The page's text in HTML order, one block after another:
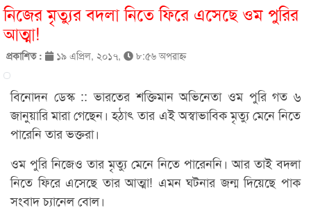
নিজের মৃত্যুর বদলা নিতে ফিরে এসেছে ওম পুরির
আত্মা!
প্রকাশিত : ১৯ এপ্রিল, ২০১৭, ৮:৫৬ অপরাহ্ণ
বিনোদন ডেস্ক :: ভারতের শক্তিমান অভিনেতা ওম পুরি গত ৬
জানুয়ারি মারা গেছেন। হঠাৎ তার এই অস্বাভাবিক মৃত্যু মেনে নিতে
পারেনি তার ভক্তরা।
ওম পুরি নিজেও তার মৃত্যু মেনে নিতে পারেননি। আর তাই বদলা
নিতে ফিরে এসেছে তার আত্মা! এমন ঘটনার জন্ম দিয়েছে পাক
সংবাদ চ্যানেল বোল।